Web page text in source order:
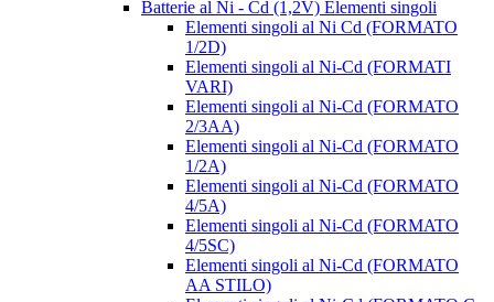
Batterie al Ni - Cd (1,2V) Elementi singoli
Elementi singoli al Ni Cd (FORMATO
1/2D)
Elementi singoli al Ni-Cd (FORMATI
VARI)
Elementi singoli al Ni-Cd (FORMATO
2/3AA)
Elementi singoli al Ni-Cd (FORMATO
1/2A)
Elementi singoli al Ni-Cd (FORMATO
4/5A)
Elementi singoli al Ni-Cd (FORMATO
4/5SC)
Elementi singoli al Ni-Cd (FORMATO
AA STILO)